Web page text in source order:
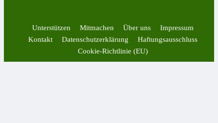
Unterstützen Mitmachen Über uns
Impressum
Kontakt
Datenschutzerklärung
Haftungsausschluss
Cookie-Richtlinie (EU)